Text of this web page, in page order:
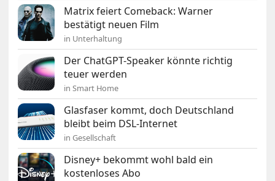
Matrix feiert Comeback: Warner
bestätigt neuen Film
in Unterhaltung
Der ChatGPT-Speaker könnte richtig
teuer werden
in Smart Home
Glasfaser kommt, doch Deutschland
bleibt beim DSL-Internet
in Gesellschaft
Disney+ bekommt wohl bald ein
kostenloses Abo